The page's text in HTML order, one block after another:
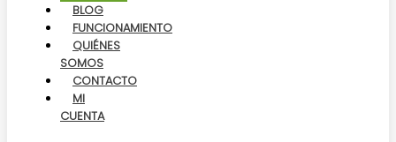
BLOG
FUNCIONAMIENTO
QUIÉNES
SOMOS
CONTACTO
MI
CUENTA